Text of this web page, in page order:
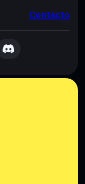
Contacto